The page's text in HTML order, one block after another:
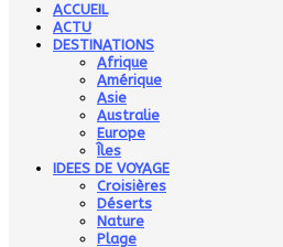
ACCUEIL
ACTU
DESTINATIONS
Afrique
Amérique
Asie
Australie
Europe
Îles
IDEES DE VOYAGE
Croisières
Déserts
Nature
Plage